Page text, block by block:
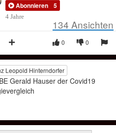
Abonnieren 5
4 Jahre
134 Ansichten
0
0
Leopold Hinterndorfer
Gerald Hauser der Covid19